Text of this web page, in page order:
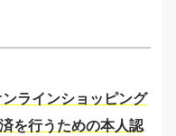
ラインショッピング
を行うための本人認